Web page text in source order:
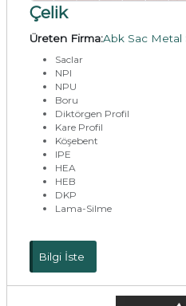
Çelik
Üreten Firma:Abk Sac Metal
Saclar
NPI
NPU
Boru
Diktörgen Profil
Kare Profil
Köşebent
IPE
HEA
HEB
DKP
Lama-Silme
Bilgi İste